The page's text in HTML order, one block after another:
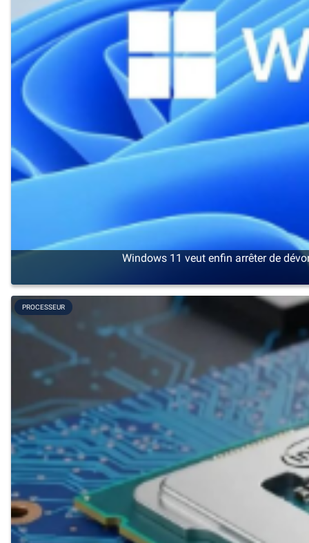
Windows 11 veut enfin arrêter de
PROCESSEUR